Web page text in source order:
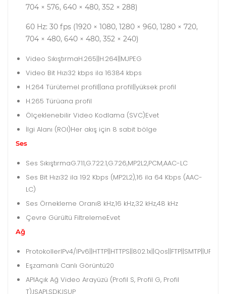
704 × 576, 640 × 480, 352 × 288)
60 Hz: 30 fps (1920 × 1080, 1280 × 960, 1280 × 720,
704 × 480, 640 × 480, 352 × 240)
Video SıkıştırmaH.265||H.264||MJPEG
Video Bit Hızı32 kbps ila 16384 kbps
H.264 Türütemel profil||ana profil||yüksek profil
H.265 Türüana profil
Ölçeklenebilir Video Kodlama (SVC)Evet
İlgi Alanı (ROI)Her akış için 8 sabit bölge
Ses
Ses SıkıştırmaG.711,G.722.1,G.726,MP2L2,PCM,AAC-LC
Ses Bit Hızı32 ila 192 Kbps (MP2L2),16 ila 64 Kbps (AAC-
LC)
Ses Örnekleme Oranı8 kHz,16 kHz,32 kHz,48 kHz
Çevre Gürültü FiltrelemeEvet
Ağ
ProtokollerIPv4/
Eşzamanlı Canlı Görüntü20
APIAçık Ağ Video Arayüzü (Profil S, Profil G, Profil
T),ISAPI,SDK,ISUP